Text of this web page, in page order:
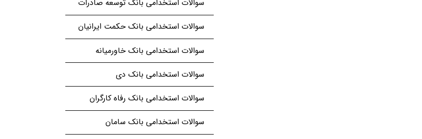
سوالات استخدامی بانک توسعه صادرات
سوالات استخدامی بانک حکمت ایرانیان
سوالات استخدامی بانک خاورمیانه
سوالات استخدامی بانک دی
سوالات استخدامی بانک رفاه کارگران
سوالات استخدامی بانک سامان